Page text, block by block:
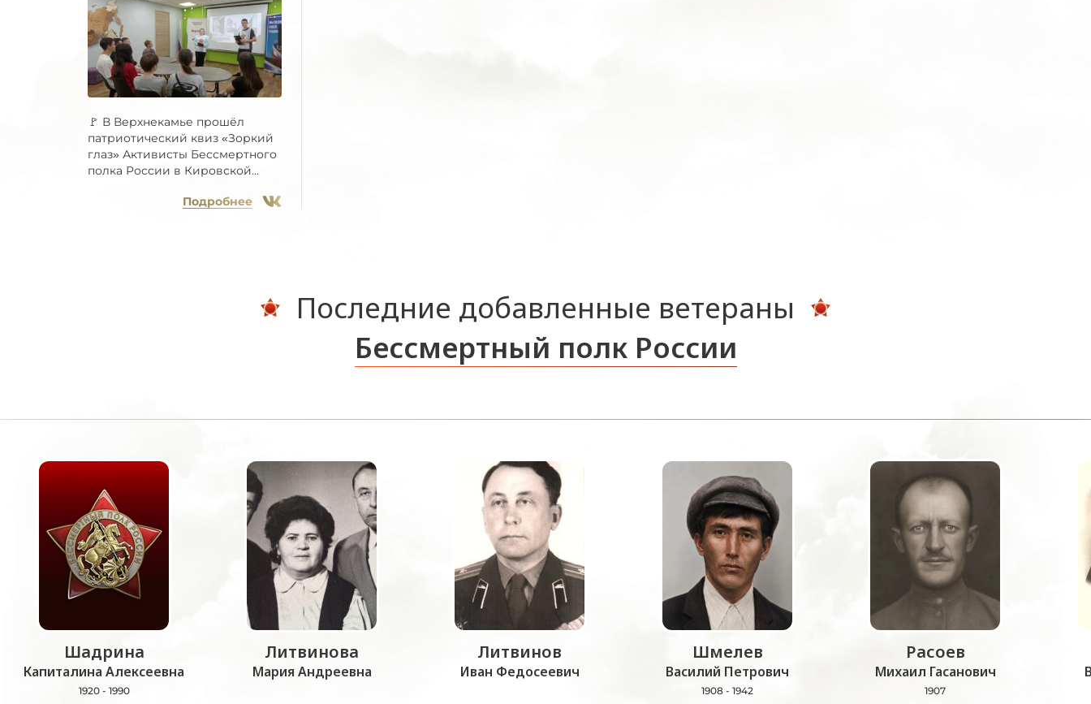
🚩 В Верхнекамье прошёл
патриотический квиз «Зоркий
глаз» Активисты Бессмертного
полка России в Кировской...
Подробнее
Последние добавленные ветераны
Бессмертный полк России
Шадрина
Капиталина Алексеевна
1920 - 1990
Литвинова
Мария Андреевна
Литвинов
Иван Федосеевич
Шмелев
Василий Петрович
1908 - 1942
Расоев
Михаил Гасанович
1907